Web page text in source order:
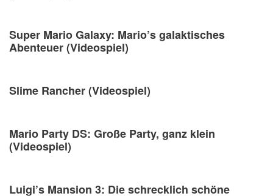
Super Mario Galaxy: Mario’s galaktisches
Abenteuer (Videospiel)
Slime Rancher (Videospiel)
Mario Party DS: Große Party, ganz klein
(Videospiel)
Luigi’s Mansion 3: Die schrecklich schöne